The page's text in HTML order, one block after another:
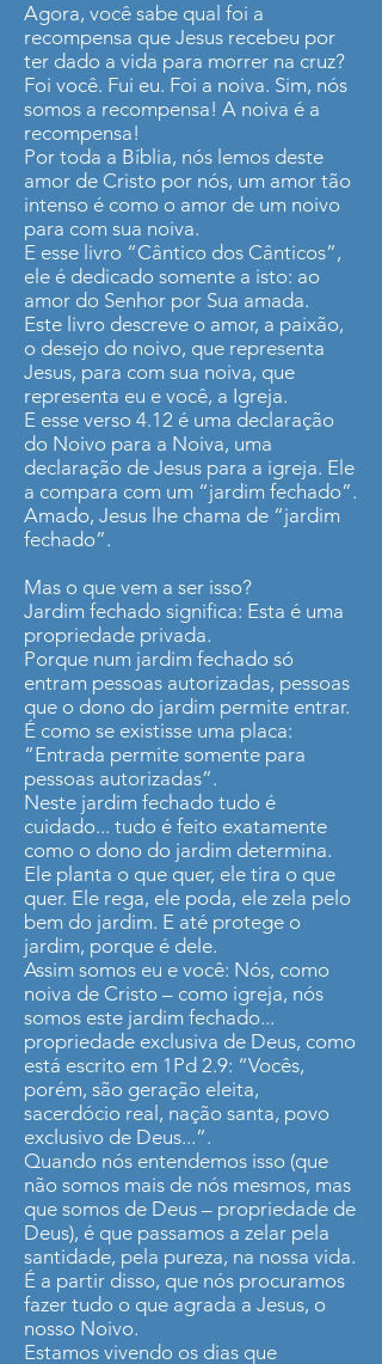
Agora, você sabe qual foi a
recompensa que Jesus recebeu por
ter dado a vida para morrer na cruz?
Foi você. Fui eu. Foi a noiva. Sim, nós
somos a recompensa! A noiva é a
recompensa!
Por toda a Bíblia, nós lemos deste
amor de Cristo por nós, um amor tão
intenso é como o amor de um noivo
para com sua noiva.
E esse livro “Cântico dos Cânticos”,
ele é dedicado somente a isto: ao
amor do Senhor por Sua amada.
Este livro descreve o amor, a paixão,
o desejo do noivo, que representa
Jesus, para com sua noiva, que
representa eu e você, a Igreja.
E esse verso 4.12 é uma declaração
do Noivo para a Noiva, uma
declaração de Jesus para a igreja. Ele
a compara com um “jardim fechado”.
Amado, Jesus lhe chama de “jardim
fechado”.
Mas o que vem a ser isso?
Jardim fechado significa: Esta é uma
propriedade privada.
Porque num jardim fechado só
entram pessoas autorizadas, pessoas
que o dono do jardim permite entrar.
É como se existisse uma placa:
“Entrada permite somente para
pessoas autorizadas”.
Neste jardim fechado tudo é
cuidado... tudo é feito exatamente
como o dono do jardim determina.
Ele planta o que quer, ele tira o que
quer. Ele rega, ele poda, ele zela pelo
bem do jardim. E até protege o
jardim, porque é dele.
Assim somos eu e você: Nós, como
noiva de Cristo – como igreja, nós
somos este jardim fechado...
propriedade exclusiva de Deus, como
está escrito em 1Pd 2.9: “Vocês,
porém, são geração eleita,
sacerdócio real, nação santa, povo
exclusivo de Deus...”.
Quando nós entendemos isso (que
não somos mais de nós mesmos, mas
que somos de Deus – propriedade de
Deus), é que passamos a zelar pela
santidade, pela pureza, na nossa vida.
É a partir disso, que nós procuramos
fazer tudo o que agrada a Jesus, o
nosso Noivo.
Estamos vivendo os dias que